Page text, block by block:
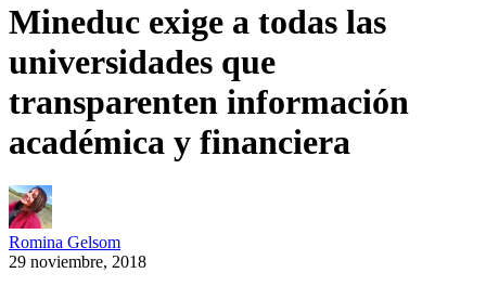
Mineduc exige a todas las
universidades que
transparenten información
académica y financiera
Romina Gelsom
29 noviembre, 2018